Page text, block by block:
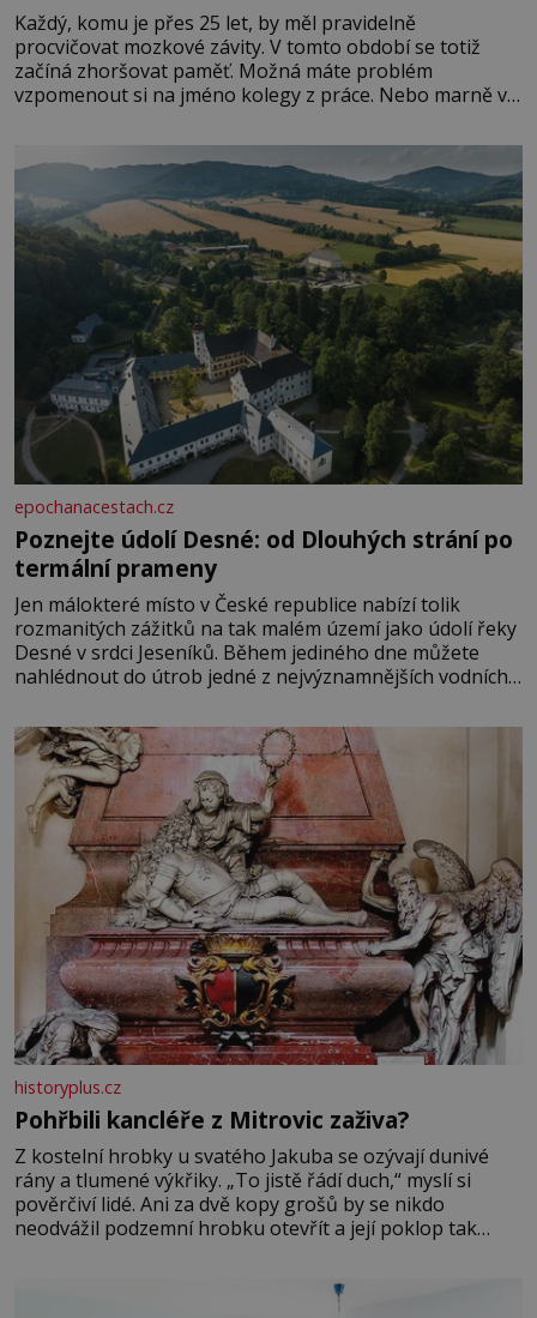
Každý, komu je přes 25 let, by měl pravidelně
procvičovat mozkové závity. V tomto období se totiž
začíná zhoršovat paměť. Možná máte problém
vzpomenout si na jméno kolegy z práce. Nebo marně v
Je to opravdu tak, s věkem jako kdyby se paměť
rozhodla stávkovat. Cvičte
epochanacestach.cz
Poznejte údolí Desné: od Dlouhých strání po
termální prameny
Jen málokteré místo v České republice nabízí tolik
rozmanitých zážitků na tak malém území jako údolí řeky
Desné v srdci Jeseníků. Během jediného dne můžete
nahlédnout do útrob jedné z nejvýznamnějších vodních
se na koloběžce a den zakončit poznáváním památek ve
Velkých Losinách nebo v termálním
historyplus.cz
Pohřbili kancléře z Mitrovic zaživa?
Z kostelní hrobky u svatého Jakuba se ozývají dunivé
rány a tlumené výkřiky. „To jistě řádí duch,“ myslí si
pověrčiví lidé. Ani za dvě kopy grošů by se nikdo
neodvážil podzemní hrobku otevřít a její poklop tak